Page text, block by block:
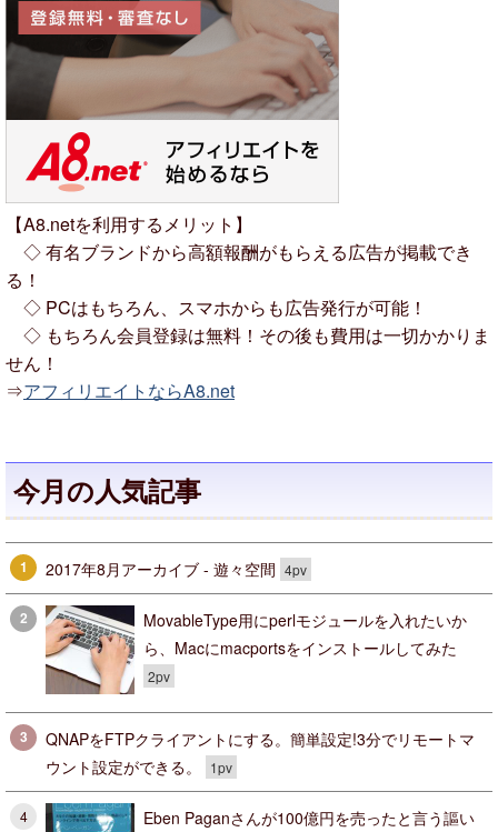
【A8.netを利用するメリット】
◇ 有名ブランドから高額報酬がもらえる広告が掲載でき
る！
◇ PCはもちろん、スマホからも広告発行が可能！
◇ もちろん会員登録は無料！その後も費用は一切かかりま
せん！
⇒アフィリエイトならA8.net
今月の人気記事
1 2017年8月アーカイブ - 遊々空間 4pv
2
MovableType用にperlモジュールを入れたいか
ら、Macにmacportsをインストールしてみた
2pv
3
QNAPをFTPクライアントにする。簡単設定!3分でリモートマ
ウント設定ができる。
1pv
4
Eben Paganさんが100億円を売ったと言う謳い